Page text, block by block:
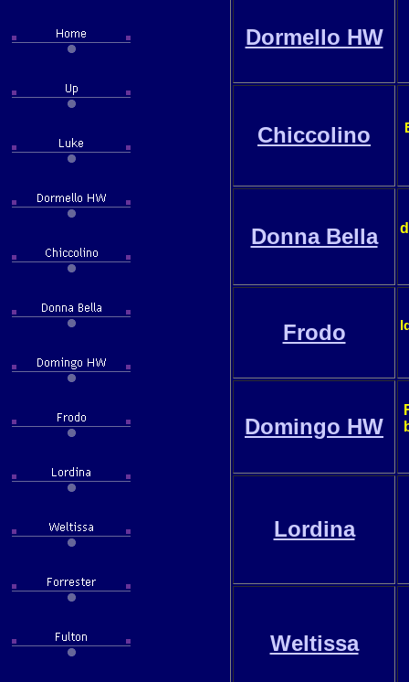
Dormello HW
Chiccolino
Donna Bella
Frodo
Domingo HW
Lordina
Weltissa